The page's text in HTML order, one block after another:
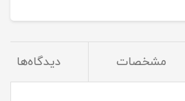
مشخصات دیدگاه‌ها